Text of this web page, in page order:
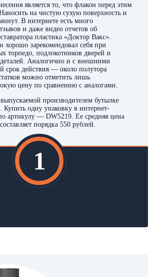
является то, что флакон перед этим
на чистую сухую поверхность и
В интернете есть много
и даже видео отчетов об
пластика «Доктор Вакс».
хорошо зарекомендовал себя при
торпедо, подлокотников дверей и
Аналогично и с внешними
срок действия — около полутора
можно отметить лишь
цену по сравнению с аналогами.
производителем бутылке
Купить одну упаковку в интернет-
артикулу — DW5219. Ее средняя цена
порядка 550 рублей.
1